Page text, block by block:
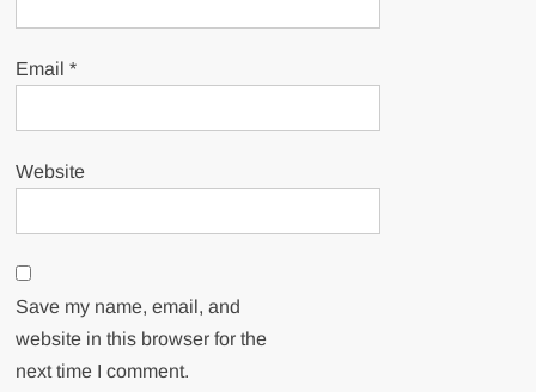
Email*
Website
Save my name, email, and
website in this browser for the
next time I comment.